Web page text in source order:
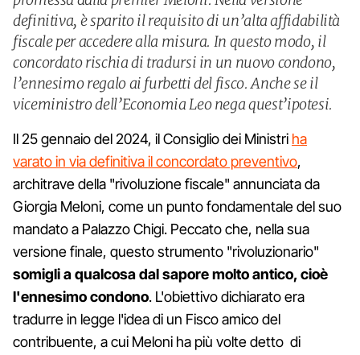
definitiva, è sparito il requisito di un’alta affidabilità
fiscale per accedere alla misura. In questo modo, il
concordato rischia di tradursi in un nuovo condono,
l’ennesimo regalo ai furbetti del fisco. Anche se il
viceministro dell’Economia Leo nega quest’ipotesi.
Il 25 gennaio del 2024, il Consiglio dei Ministri ha
varato in via definitiva il concordato preventivo,
architrave della "rivoluzione fiscale" annunciata da
Giorgia Meloni, come un punto fondamentale del suo
mandato a Palazzo Chigi. Peccato che, nella sua
versione finale, questo strumento "rivoluzionario"
somigli a qualcosa dal sapore molto antico, cioè
l'ennesimo condono. L'obiettivo dichiarato era
tradurre in legge l'idea di un Fisco amico del
contribuente, a cui Meloni ha più volte detto di